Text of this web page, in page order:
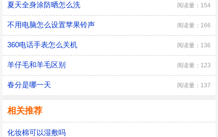
夏天全身涂防晒怎么洗 阅读量：154
不用电脑怎么设置苹果铃声 阅读量：166
360电话手表怎么关机 阅读量：136
羊仔毛和羊毛区别 阅读量：123
春分是哪一天 阅读量：137
相关推荐
化妆棉可以湿敷吗